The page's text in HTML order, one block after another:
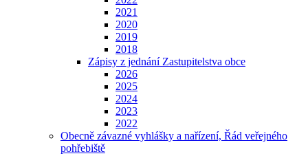
2021
2020
2019
2018
Zápisy z jednání Zastupitelstva obce
2026
2025
2024
2023
2022
Obecně závazné vyhlášky a nařízení, Řád veřejného
pohřebiště